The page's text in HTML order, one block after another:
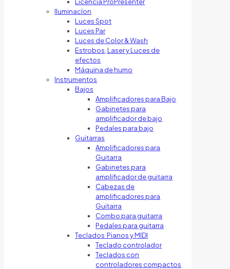
Iluminacíon
Luces Spot
Luces Par
Luces de Color & Wash
Estrobos, Laser y Luces de
efectos
Máquina de humo
Instrumentos
Bajos
Amplificadores para Bajo
Gabinetes para
amplificador de bajo
Pedales para bajo
Guitarras
Amplificadores para
Guitarra
Gabinetes para
amplificador de guitarra
Cabezas de
amplificadores para
Guitarra
Combo para guitarra
Pedales para guitarra
Teclados Pianos y MIDI
Teclado controlador
Teclados con
controladores compactos